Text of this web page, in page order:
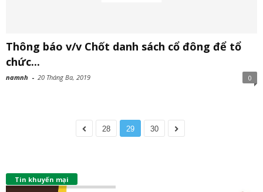
Thông báo v/v Chốt danh sách cổ đông để tổ
chức...
namnh - 20 Tháng Ba, 2019 0
28 29 30
Tin khuyến mại